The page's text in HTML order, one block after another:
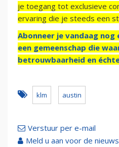
je toegang tot exclusieve
ervaring die je steeds een
Abonneer je vandaag
een gemeenschap die
betrouwbaarheid en
klm austin
Verstuur per e-mail
Meld u aan voor de